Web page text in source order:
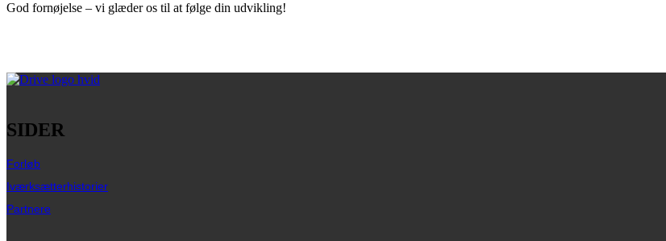
God fornøjelse – vi glæder os til at følge din udvikling!
SIDER
Forløb
Iværksætterhistorier
Partnere